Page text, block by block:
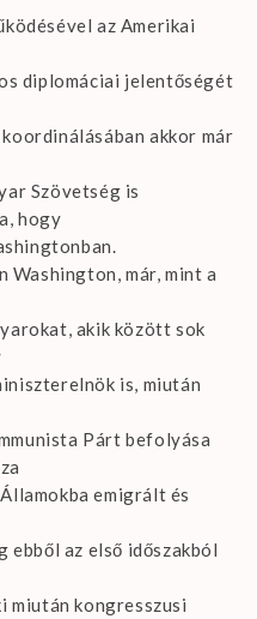
az Amerikai
diplomáciai jelentőségét
akkor már
Szövetség is
hogy
Washington, már, mint a
akik között sok
is, miután
Párt befolyása
emigrált és
ebből az első időszakból
miután kongresszusi